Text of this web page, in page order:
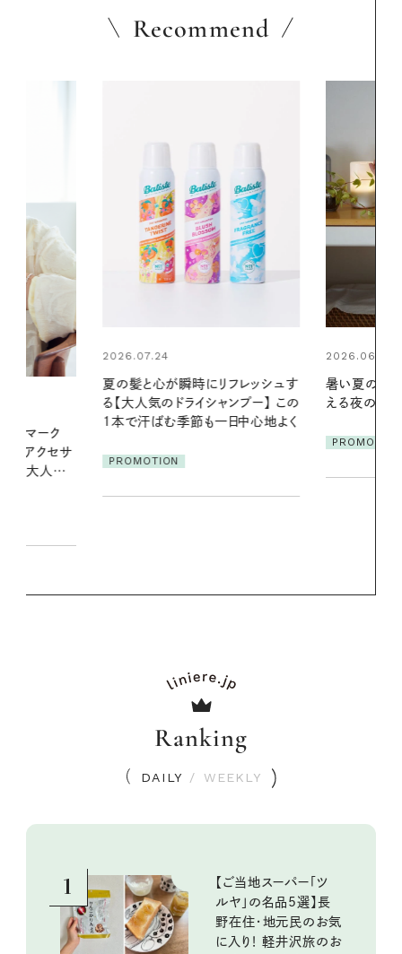
Recommend
2026.06.01
暑い夏のナイトルーティン。私を整
える夜の爽やかご褒美ケア
2026.06.01
真夏に向け
やりジェルと
ア
Ranking
DAILY / WEEKLY
1
【ご当地スーパー「ツ
ルヤ」の名品5選】長
野在住・地元民のお気
に入り！ 軽井沢旅のお